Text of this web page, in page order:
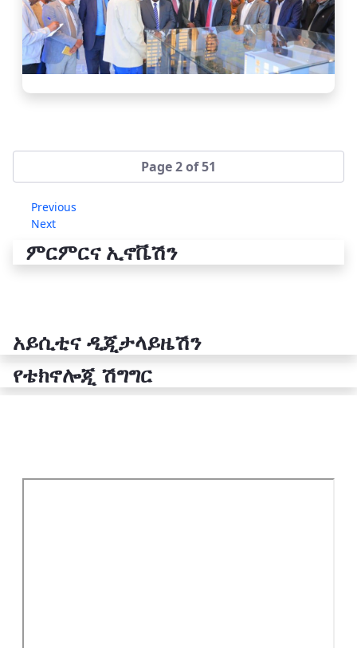
Page 2 of 51
Previous
Next
ምርምርና ኢኖቬሽን
አይሲቲና ዲጂታላይዜሽን
የቴክኖሎጂ ሽግግር